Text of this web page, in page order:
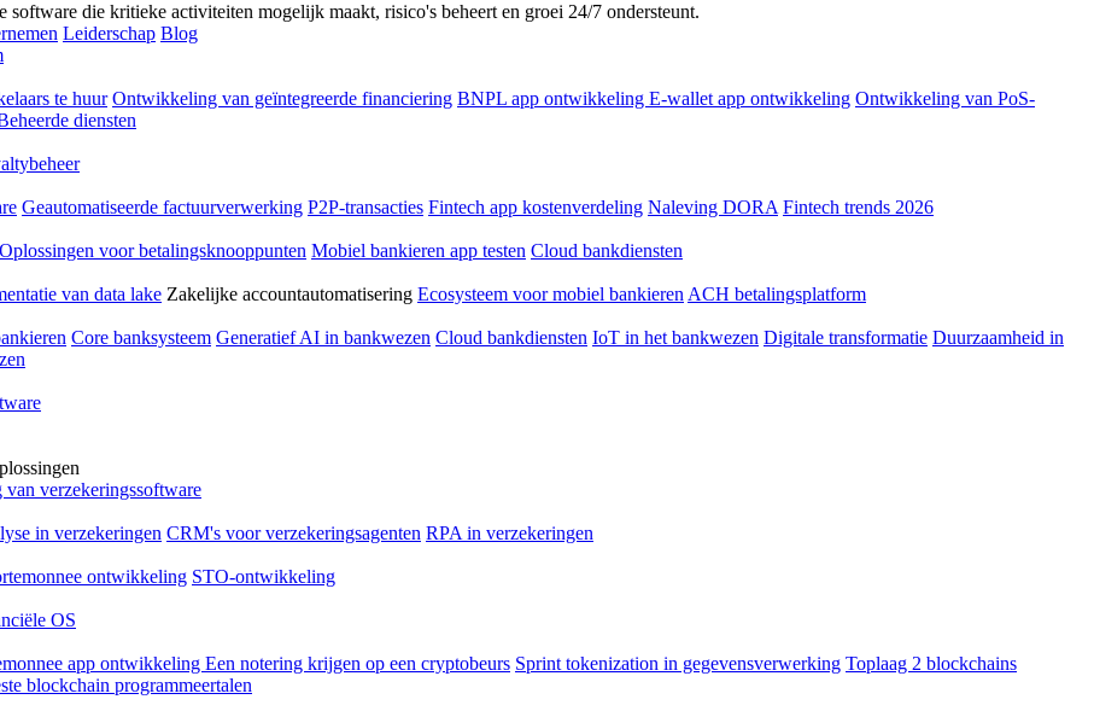
die kritieke activiteiten mogelijk maakt, risico's beheert en groei 24/7 ondersteunt.
Leiderschap Blog
te huur Ontwikkeling van geïntegreerde financiering BNPL app ontwikkeling E-wallet app ontwikkeling Ontwikkeling van PoS-
diensten
Geautomatiseerde factuurverwerking P2P-transacties Fintech app kostenverdeling Naleving DORA Fintech trends 2026
Oplossingen voor betalingsknooppunten Mobiel bankieren app testen Cloud bankdiensten
van data lake Zakelijke accountautomatisering Ecosysteem voor mobiel bankieren ACH betalingsplatform
Core banksysteem Generatief AI in bankwezen Cloud bankdiensten IoT in het bankwezen Digitale transformatie Duurzaamheid in
verzekeringssoftware
in verzekeringen CRM's voor verzekeringsagenten RPA in verzekeringen
ontwikkeling STO-ontwikkeling
OS
app ontwikkeling Een notering krijgen op een cryptobeurs Sprint tokenization in gegevensverwerking Toplaag 2 blockchains
blockchain programmeertalen